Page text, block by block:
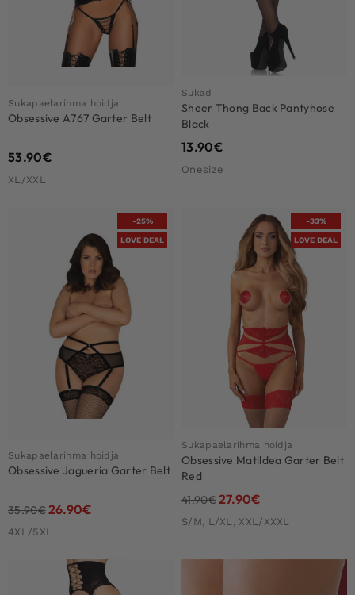
Sukapaelarihma hoidja
Obsessive A767 Garter Belt
53.90€
XL/XXL
Sukad
Sheer Thong Back Pantyhose
Black
13.90€
Onesize
-25%
LOVE DEAL
Sukapaelarihma hoidja
Obsessive Jagueria Garter Belt
35.90€26.90€
4XL/5XL
-33%
LOVE DEAL
Sukapaelarihma hoidja
Obsessive Matildea Garter Belt
Red
41.90€27.90€
S/M, L/XL, XXL/XXXL